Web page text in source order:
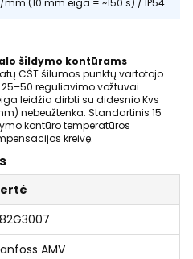
mm (10 mm eiga = ~150 s) / IP54
šildymo kontūrams —
CŠT šilumos punktų vartotojo
reguliavimo vožtuvai.
leidžia dirbti su didesnio Kvs
nebeužtenka. Standartinis 15
kontūro temperatūros
kreivę.
AMV